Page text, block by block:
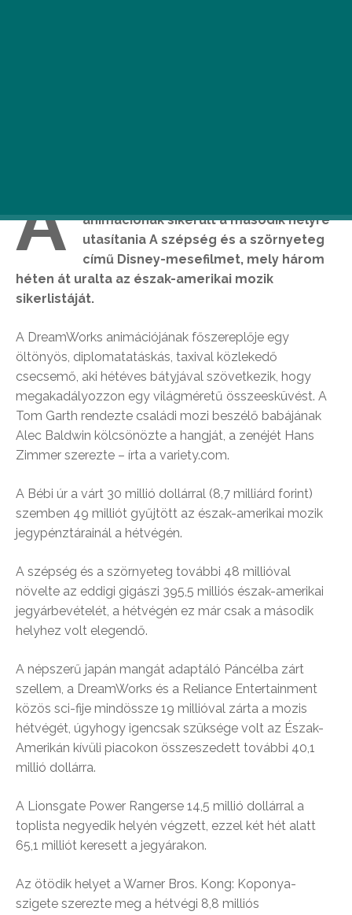
A
animációnak sikerült a második helyre
utasítania A szépség és a szörnyeteg
című Disney-mesefilmet, mely három
héten át uralta az észak-amerikai mozik
sikerlistáját.
A DreamWorks animációjának főszereplője egy
öltönyös, diplomatatáskás, taxival közlekedő
csecsemő, aki hétéves bátyjával szövetkezik, hogy
megakadályozzon egy világméretű összeesküvést. A
Tom Garth rendezte családi mozi beszélő babájának
Alec Baldwin kölcsönözte a hangját, a zenéjét Hans
Zimmer szerezte – írta a variety.com.
A Bébi úr a várt 30 millió dollárral (8,7 milliárd forint)
szemben 49 milliót gyűjtött az észak-amerikai mozik
jegypénztárainál a hétvégén.
A szépség és a szörnyeteg további 48 millióval
növelte az eddigi gigászi 395,5 milliós észak-amerikai
jegyárbevételét, a hétvégén ez már csak a második
helyhez volt elegendő.
A népszerű japán mangát adaptáló Páncélba zárt
szellem, a DreamWorks és a Reliance Entertainment
közös sci-fije mindössze 19 millióval zárta a mozis
hétvégét, úgyhogy igencsak szüksége volt az Észak-
Amerikán kívüli piacokon összeszedett további 40,1
millió dollárra.
A Lionsgate Power Rangerse 14,5 millió dollárral a
toplista negyedik helyén végzett, ezzel két hét alatt
65,1 milliót keresett a jegyárakon.
Az ötödik helyet a Warner Bros. Kong: Koponya-
szigete szerezte meg a hétvégi 8,8 milliós